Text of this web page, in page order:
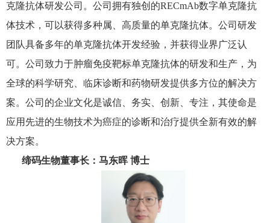
克隆抗体研发公司。公司拥有独创的RECmAb数字单克隆抗
体技术，可以获得多种属、高质量的单克隆抗体。公司研发
团队具备多年的单克隆抗体开发经验，并获得业界广泛认
可。公司致力于肿瘤免疫靶标单克隆抗体的研发和生产，为
全球的科学研究、临床诊断和药物研发提供多方位的解决方
案。公司的企业文化是诚信、务实、创新、专注，其使命是
应用先进的生物技术为癌症的诊断和治疗提供全新有效的解
决方案。
缔码生物董事长：马东晖 博士